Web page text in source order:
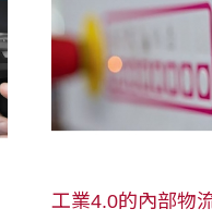
工業4.0的內部物